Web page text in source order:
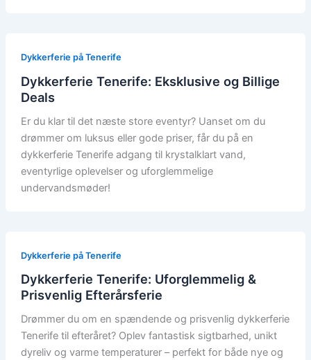
Dykkerferie på Tenerife
Dykkerferie Tenerife: Eksklusive og Billige
Deals
Er du klar til det næste store eventyr? Uanset om du
drømmer om luksus eller gode priser, får du på en
dykkerferie Tenerife adgang til krystalklart vand,
eventyrlige oplevelser og uforglemmelige
undervandsmøder!
Dykkerferie på Tenerife
Dykkerferie Tenerife: Uforglemmelig &
Prisvenlig Efterårsferie
Drømmer du om en spændende og prisvenlig dykkerferie
Tenerife til efteråret? Oplev fantastisk sigtbarhed, unikt
dyreliv og varme temperaturer – perfekt for både nye og